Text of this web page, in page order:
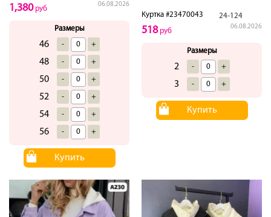
06.08.2026
1,380руб
Размеры
46 - +
48 - +
50 - +
52 - +
54 - +
56 - +
Купить
Куртка #23470043 24-124
06.08.2026
518руб
Размеры
2 - +
3 - +
Купить